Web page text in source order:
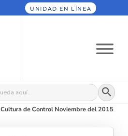
UNIDAD EN LÍNEA
Botón
Cultura de Control Noviembre del 2015